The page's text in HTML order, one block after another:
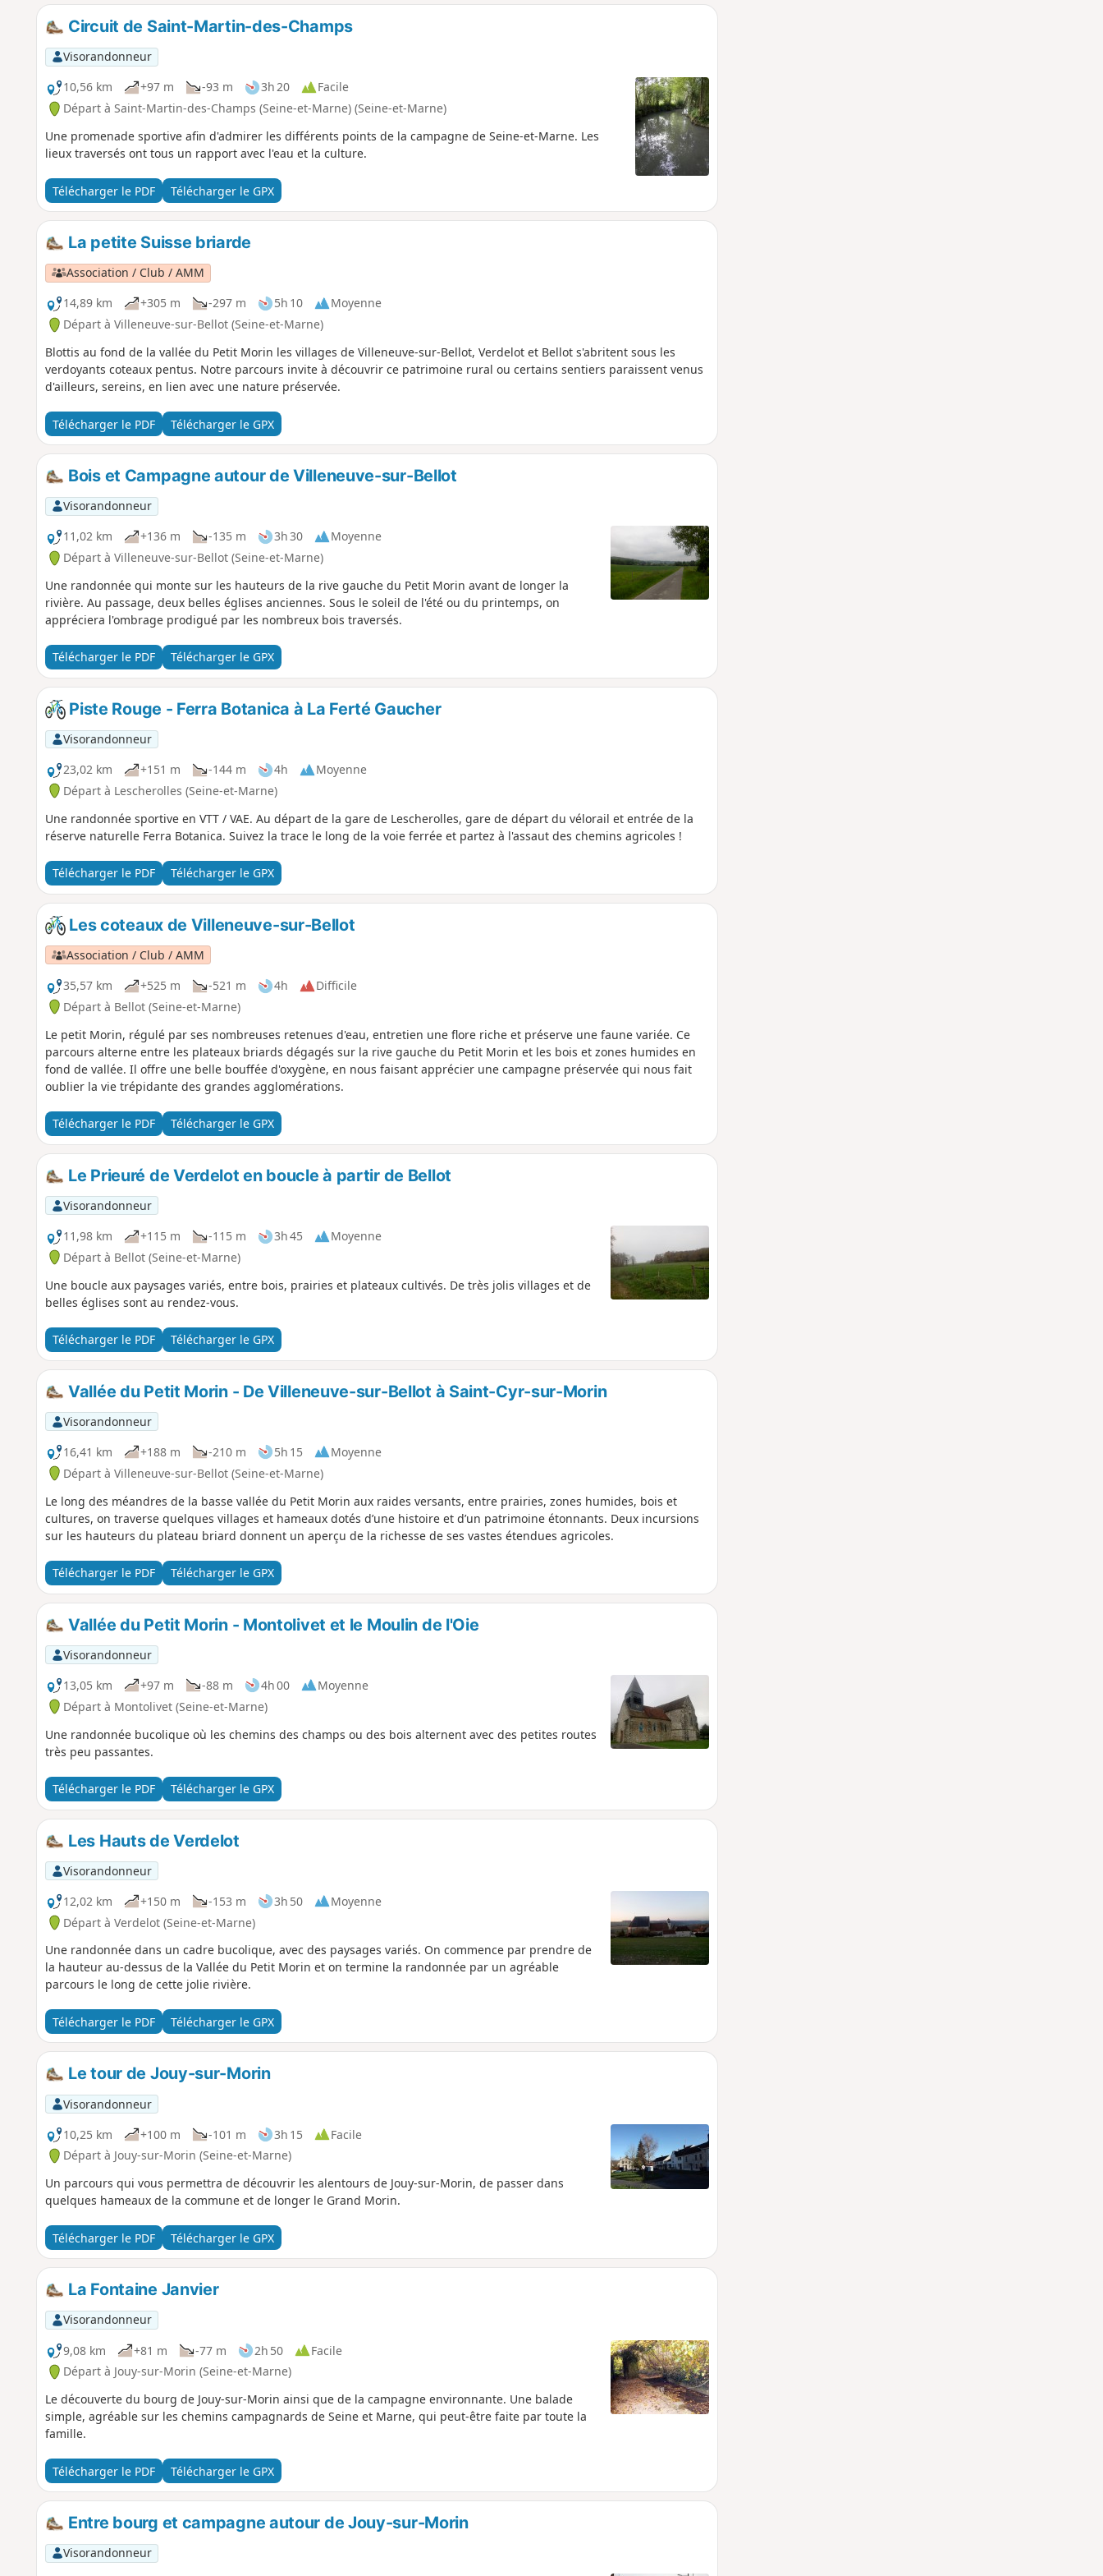
Circuit de Saint-Martin-des-Champs
Visorandonneur
10,56 km
+97 m -93 m 3h 20
Facile
Départ à Saint-Martin-des-Champs (Seine-et-Marne) (Seine-et-Marne)
Une promenade sportive afin d'admirer les différents points de la campagne de Seine-et-Marne. Les
lieux traversés ont tous un rapport avec l'eau et la culture.
Télécharger le PDF Télécharger le GPX
La petite Suisse briarde
Association / Club / AMM
14,89 km
+305 m -297 m 5h 10
Moyenne
Départ à Villeneuve-sur-Bellot (Seine-et-Marne)
Blottis au fond de la vallée du Petit Morin les villages de Villeneuve-sur-Bellot, Verdelot et Bellot s'abritent sous les
verdoyants coteaux pentus. Notre parcours invite à découvrir ce patrimoine rural ou certains sentiers paraissent venus
d'ailleurs, sereins, en lien avec une nature préservée.
Télécharger le PDF Télécharger le GPX
Bois et Campagne autour de Villeneuve-sur-Bellot
Visorandonneur
11,02 km
+136 m -135 m 3h 30
Moyenne
Départ à Villeneuve-sur-Bellot (Seine-et-Marne)
Une randonnée qui monte sur les hauteurs de la rive gauche du Petit Morin avant de longer la
rivière. Au passage, deux belles églises anciennes. Sous le soleil de l'été ou du printemps, on
appréciera l'ombrage prodigué par les nombreux bois traversés.
Télécharger le PDF Télécharger le GPX
Piste Rouge - Ferra Botanica à La Ferté Gaucher
Visorandonneur
23,02 km
+151 m -144 m 4h
Moyenne
Départ à Lescherolles (Seine-et-Marne)
Une randonnée sportive en VTT / VAE. Au départ de la gare de Lescherolles, gare de départ du vélorail et entrée de la
réserve naturelle Ferra Botanica. Suivez la trace le long de la voie ferrée et partez à l'assaut des chemins agricoles !
Télécharger le PDF Télécharger le GPX
Les coteaux de Villeneuve-sur-Bellot
Association / Club / AMM
35,57 km
+525 m -521 m 4h
Difficile
Départ à Bellot (Seine-et-Marne)
Le petit Morin, régulé par ses nombreuses retenues d'eau, entretien une flore riche et préserve une faune variée. Ce
parcours alterne entre les plateaux briards dégagés sur la rive gauche du Petit Morin et les bois et zones humides en
fond de vallée. Il offre une belle bouffée d'oxygène, en nous faisant apprécier une campagne préservée qui nous fait
oublier la vie trépidante des grandes agglomérations.
Télécharger le PDF Télécharger le GPX
Le Prieuré de Verdelot en boucle à partir de Bellot
Visorandonneur
11,98 km
+115 m -115 m 3h 45
Moyenne
Départ à Bellot (Seine-et-Marne)
Une boucle aux paysages variés, entre bois, prairies et plateaux cultivés. De très jolis villages et de
belles églises sont au rendez-vous.
Télécharger le PDF Télécharger le GPX
Vallée du Petit Morin - De Villeneuve-sur-Bellot à Saint-Cyr-sur-Morin
Visorandonneur
16,41 km
+188 m -210 m 5h 15
Moyenne
Départ à Villeneuve-sur-Bellot (Seine-et-Marne)
Le long des méandres de la basse vallée du Petit Morin aux raides versants, entre prairies, zones humides, bois et
cultures, on traverse quelques villages et hameaux dotés d’une histoire et d’un patrimoine étonnants. Deux incursions
sur les hauteurs du plateau briard donnent un aperçu de la richesse de ses vastes étendues agricoles.
Télécharger le PDF Télécharger le GPX
Vallée du Petit Morin - Montolivet et le Moulin de l'Oie
Visorandonneur
13,05 km
+97 m -88 m 4h 00
Moyenne
Départ à Montolivet (Seine-et-Marne)
Une randonnée bucolique où les chemins des champs ou des bois alternent avec des petites routes
très peu passantes.
Télécharger le PDF Télécharger le GPX
Les Hauts de Verdelot
Visorandonneur
12,02 km
+150 m -153 m 3h 50
Moyenne
Départ à Verdelot (Seine-et-Marne)
Une randonnée dans un cadre bucolique, avec des paysages variés. On commence par prendre de
la hauteur au-dessus de la Vallée du Petit Morin et on termine la randonnée par un agréable
parcours le long de cette jolie rivière.
Télécharger le PDF Télécharger le GPX
Le tour de Jouy-sur-Morin
Visorandonneur
10,25 km
+100 m -101 m 3h 15
Facile
Départ à Jouy-sur-Morin (Seine-et-Marne)
Un parcours qui vous permettra de découvrir les alentours de Jouy-sur-Morin, de passer dans
quelques hameaux de la commune et de longer le Grand Morin.
Télécharger le PDF Télécharger le GPX
La Fontaine Janvier
Visorandonneur
9,08 km
+81 m -77 m 2h 50
Facile
Départ à Jouy-sur-Morin (Seine-et-Marne)
Le découverte du bourg de Jouy-sur-Morin ainsi que de la campagne environnante. Une balade
simple, agréable sur les chemins campagnards de Seine et Marne, qui peut-être faite par toute la
famille.
Télécharger le PDF Télécharger le GPX
Entre bourg et campagne autour de Jouy-sur-Morin
Visorandonneur